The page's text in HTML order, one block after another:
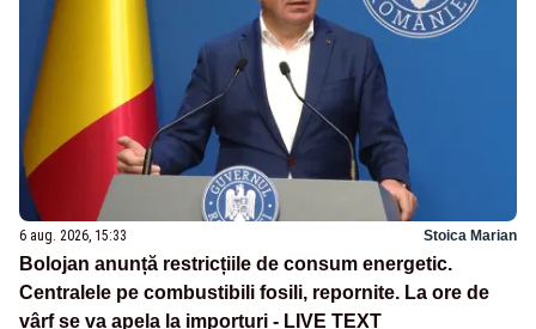
6 aug. 2026, 15:33 Stoica Marian
Bolojan anunță restricțiile de consum energetic.
Centralele pe combustibili fosili, repornite. La ore de
vârf se va apela la importuri - LIVE TEXT